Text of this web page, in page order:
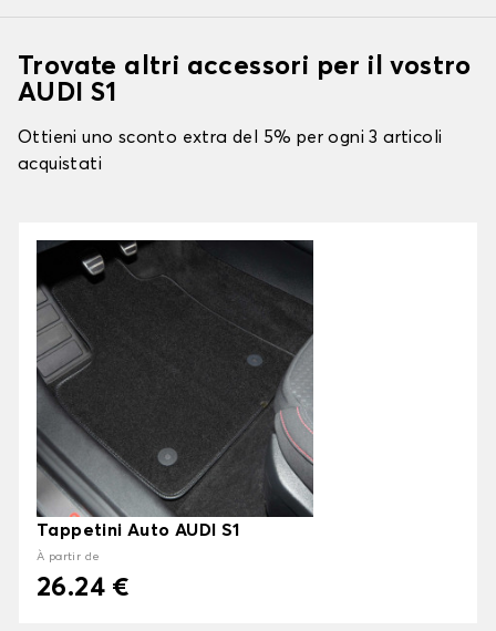
Trovate altri accessori per il vostro
AUDI S1
Ottieni uno sconto extra del 5% per ogni 3 articoli
acquistati
Tappetini Auto AUDI S1
À partir de
26.24 €